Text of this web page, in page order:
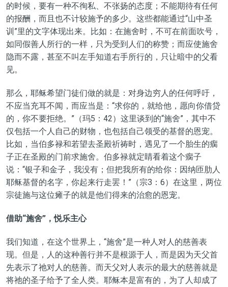
的时候，要有一种不徇私、不张扬的态度；不能期待有任何
的报酬，而且也不计较施予的多少。这些都能通过“山中圣
训”里的文字体现出来。比如：在施舍时，不可在前面吹号，
如同假善人所行的一样，只为受到人们的称赞；而应使施舍
隐而不露，甚至不叫左手知道右手所行的，只让暗中的父看
见。
那么，耶稣希望门徒们做的就是：对身边穷人的任何呼吁，
不应当充耳不闻，而应当是：“求你的，就给他，愿向你借贷
的，你不要拒绝。”（玛5：42）这里谈到的“施舍”，其中不
仅包括一个人自己的财物，也包括自己领受的基督的恩宠。
比如，当伯多禄和若望去圣殿祈祷时，遇见了一个胎生的瘸
子正在圣殿的门前求施舍。伯多禄就定睛看着这个瘸子
说：“银子和金子，我没有；但把我所有的给你：因纳匝肋人
耶稣基督的名字，你起来行走罢！”（宗3：6）在这里，两位
宗徒施与这位瘫子的就是他们得来的治愈的恩宠。
借助“施舍”，悦乐主心
我们知道，在这个世界上，“施舍”是一种人对人的慈善表
现。但是，人的这种善行并不是根源于人，而是因为天父首
先表示了祂对人的慈善。而天父对人表示的最大的慈善就是
将祂的圣子给予了全人类。耶稣本是富有的，为了人却成了